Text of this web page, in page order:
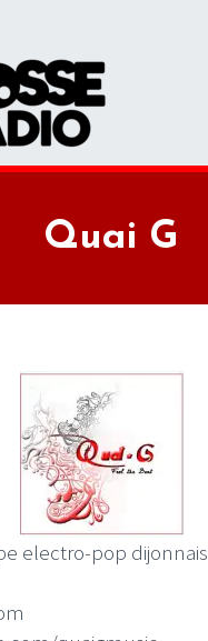
Quai G
electro-pop dijonnais